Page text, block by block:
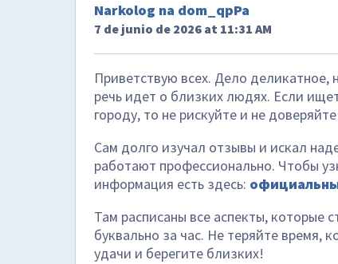
Narkolog na dom_qpPa
7 de junio de 2026 at 11:31 AM
Приветствую всех. Дело деликатное,
речь идет о близких людях. Если
городу, то не рискуйте и не
Сам долго изучал отзывы и искал
работают профессионально. Чтобы
информация есть здесь:
Там расписаны все аспекты, которые
буквально за час. Не теряйте время,
удачи и берегите близких!